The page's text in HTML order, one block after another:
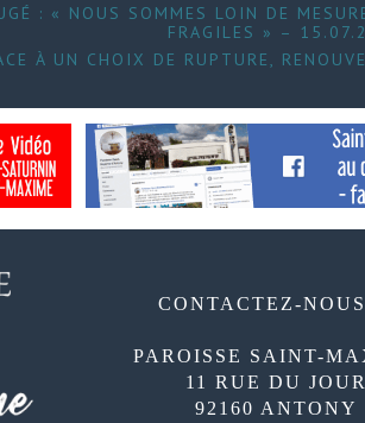
: « NOUS SOMMES LOIN DE
FRAGILES » –
À UN CHOIX DE RUPTURE,
CONTACTEZ-NOUS
PAROISSE SAINT-
11 RUE DU JOUR
92160 ANTONY